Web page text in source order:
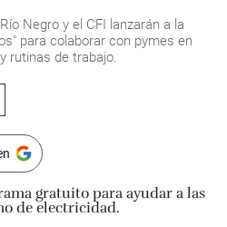
Negro y el CFI lanzarán a la
para colaborar con pymes en
rutinas de trabajo.